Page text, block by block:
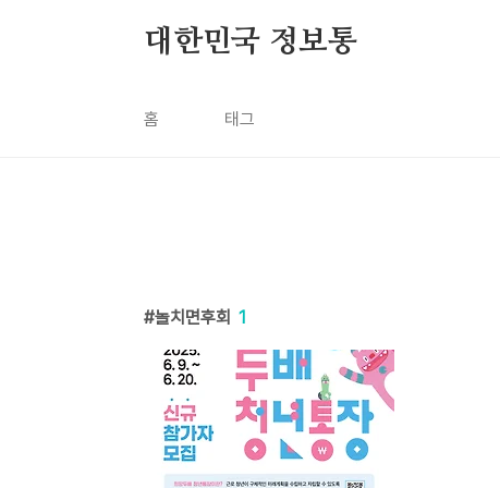
대한민국 정보통
홈 태그
놀치면후회 1